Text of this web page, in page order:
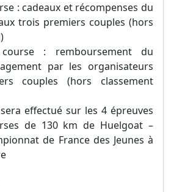
: cadeaux et récompenses du
trois premiers couples (hors
: remboursement du
par les organisateurs
couples (hors classement
effectué sur les 4 épreuves
de 130 km de Huelgoat –
de France des Jeunes à